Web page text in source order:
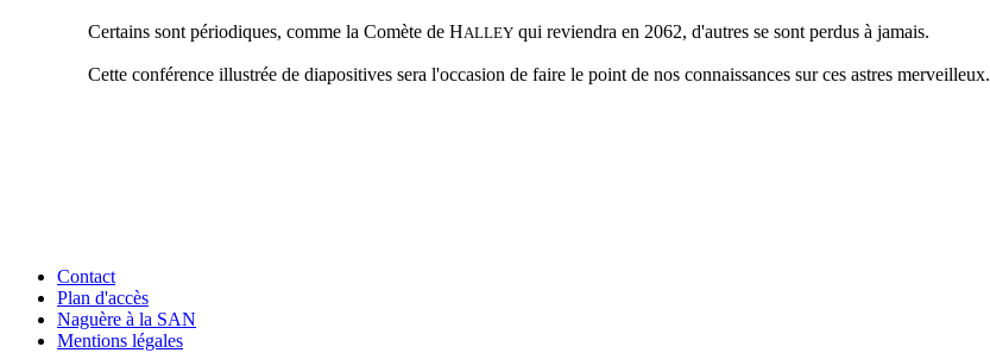
Certains sont périodiques, comme la Comète de HALLEY qui reviendra en 2062, d'autres se sont perdus à jamais.
Cette conférence illustrée de diapositives sera l'occasion de faire le point de nos connaissances sur ces astres merveilleux.
Contact
Plan d'accès
Naguère à la SAN
Mentions légales